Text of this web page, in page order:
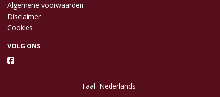
Algemene voorwaarden
Disclaimer
Cookies
VOLG ONS
Taal